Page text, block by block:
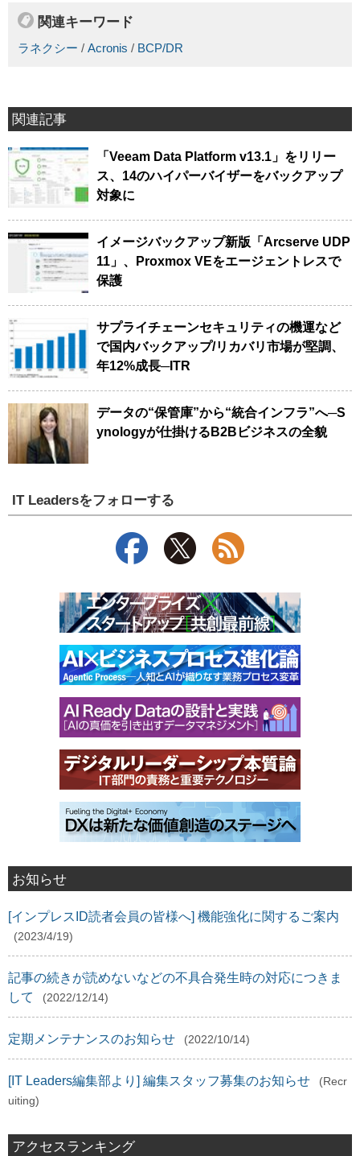
関連キーワード
ラネクシー / Acronis / BCP/DR
関連記事
「Veeam Data Platform v13.1」をリリー
ス、14のハイパーバイザーをバックアップ
対象に
イメージバックアップ新版「Arcserve UDP
11」、Proxmox VEをエージェントレスで
保護
サプライチェーンセキュリティの機運など
で国内バックアップ/リカバリ市場が堅調、
年12%成長─ITR
データの“保管庫”から“統合インフラ”へ─S
ynologyが仕掛けるB2Bビジネスの全貌
IT Leadersをフォローする
お知らせ
[インプレスID読者会員の皆様へ] 機能強化に関するご案内
(2023/4/19)
記事の続きが読めないなどの不具合発生時の対応につきま
して
(2022/12/14)
定期メンテナンスのお知らせ (2022/10/14)
[IT Leaders編集部より] 編集スタッフ募集のお知らせ
(Recr
uiting)
アクセスランキング